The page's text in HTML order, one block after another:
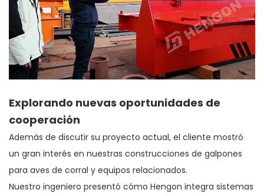
Explorando nuevas oportunidades de
cooperación
Además de discutir su proyecto actual, el cliente mostró
un gran interés en nuestras construcciones de galpones
para aves de corral y equipos relacionados.
Nuestro ingeniero presentó cómo Hengon integra sistemas